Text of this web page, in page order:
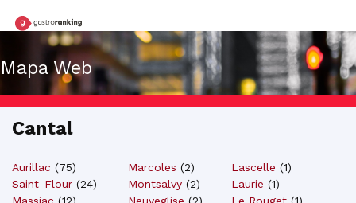
Mapa Web
Cantal
Aurillac (75)
Saint-Flour (24)
Marcoles (2)
Montsalvy(2)
Neuveglise (2)
Lascelle (1)
Laurie (1)
Le Rouget (1)